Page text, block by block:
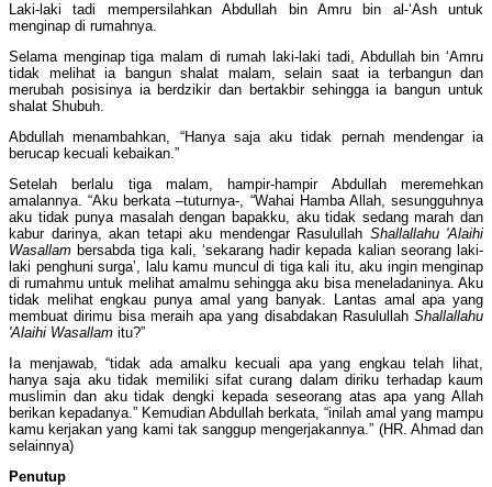
Laki-laki tadi mempersilahkan Abdullah bin Amru bin al-‘Ash untuk
menginap di rumahnya.
Selama menginap tiga malam di rumah laki-laki tadi, Abdullah bin ‘Amru
tidak melihat ia bangun shalat malam, selain saat ia terbangun dan
merubah posisinya ia berdzikir dan bertakbir sehingga ia bangun untuk
shalat Shubuh.
Abdullah menambahkan, “Hanya saja aku tidak pernah mendengar ia
berucap kecuali kebaikan.”
Setelah berlalu tiga malam, hampir-hampir Abdullah meremehkan
amalannya. “Aku berkata –tuturnya-, “Wahai Hamba Allah, sesungguhnya
aku tidak punya masalah dengan bapakku, aku tidak sedang marah dan
kabur darinya, akan tetapi aku mendengar Rasulullah Shallallahu 'Alaihi
Wasallam bersabda tiga kali, ‘sekarang hadir kepada kalian seorang laki-
laki penghuni surga’, lalu kamu muncul di tiga kali itu, aku ingin menginap
di rumahmu untuk melihat amalmu sehingga aku bisa meneladaninya. Aku
tidak melihat engkau punya amal yang banyak. Lantas amal apa yang
membuat dirimu bisa meraih apa yang disabdakan Rasulullah Shallallahu
'Alaihi Wasallam itu?”
Ia menjawab, “tidak ada amalku kecuali apa yang engkau telah lihat,
hanya saja aku tidak memiliki sifat curang dalam diriku terhadap kaum
muslimin dan aku tidak dengki kepada seseorang atas apa yang Allah
berikan kepadanya.” Kemudian Abdullah berkata, “inilah amal yang mampu
kamu kerjakan yang kami tak sanggup mengerjakannya.” (HR. Ahmad dan
selainnya)
Penutup